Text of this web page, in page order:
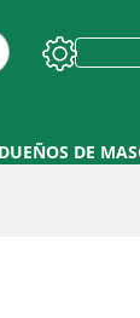
DUEÑOS DE